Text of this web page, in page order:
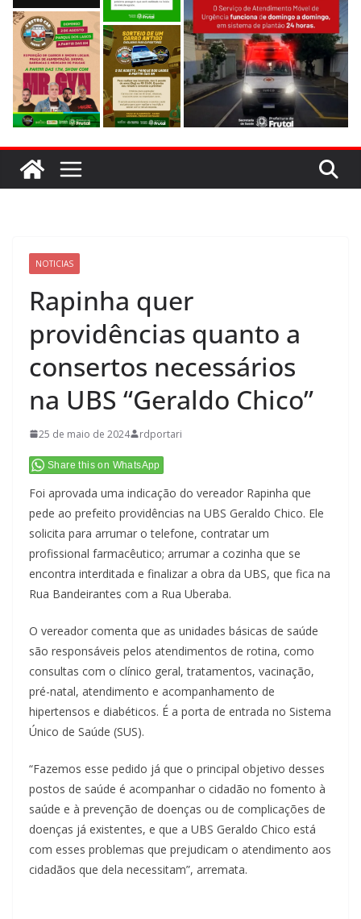
NOTICIAS
Rapinha quer
providências quanto a
consertos necessários
na UBS “Geraldo Chico”
25 de maio de 2024 rdportari
Share this on WhatsApp
Foi aprovada uma indicação do vereador Rapinha que
pede ao prefeito providências na UBS Geraldo Chico. Ele
solicita para arrumar o telefone, contratar um
profissional farmacêutico; arrumar a cozinha que se
encontra interditada e finalizar a obra da UBS, que fica na
Rua Bandeirantes com a Rua Uberaba.
O vereador comenta que as unidades básicas de saúde
são responsáveis pelos atendimentos de rotina, como
consultas com o clínico geral, tratamentos, vacinação,
pré-natal, atendimento e acompanhamento de
hipertensos e diabéticos. É a porta de entrada no Sistema
Único de Saúde (SUS).
“Fazemos esse pedido já que o principal objetivo desses
postos de saúde é acompanhar o cidadão no fomento à
saúde e à prevenção de doenças ou de complicações de
doenças já existentes, e que a UBS Geraldo Chico está
com esses problemas que prejudicam o atendimento aos
cidadãos que dela necessitam”, arremata.